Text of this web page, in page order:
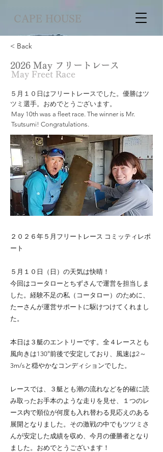
CAPE HOUSE
< Back
2026 May フリートレース
May Freet Race
５月１０日はフリートレースでした。優勝はツ
ツミ選手。おめでとうございます。
May 10th was a fleet race. The winner is Mr.
Tsutsumi! Congratulations.
２０２６年５月フリートレース コミッティレポ
ート
５月１０日（日）の天気は快晴！
今回はコータローとちずさんで運営を担当しま
した。経験不足の私（コータロー）のために、
たーさんが運営サポートに駆けつけてくれまし
た。
本日は３艇のエントリーです。全４レースとも
風向きは130°前後で安定しており、風速は2～
3m/sと穏やかなコンディションでした。
レースでは、３艇とも潮の流れなどを的確に読
み取ったお手本のような走りを見せ、１つのレ
ース内で順位が何度も入れ替わる見応えのある
展開となりました。その激戦の中でもツツミさ
んが安定した成績を収め、今月の優勝者となり
ました。おめでとうございます！